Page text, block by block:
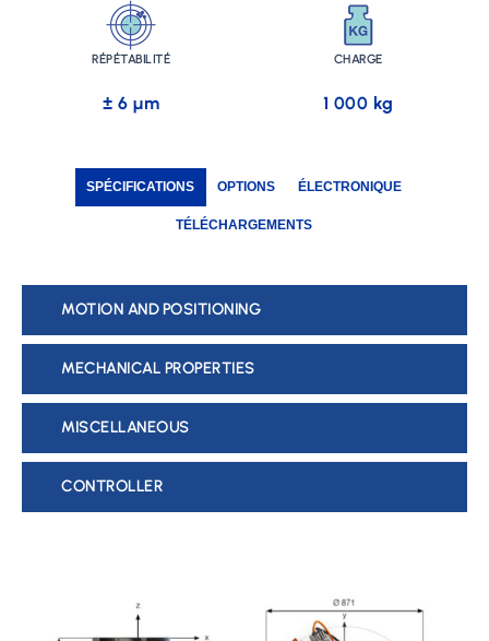
RÉPÉTABILITÉ
± 6 µm
CHARGE
1 000 kg
SPÉCIFICATIONS OPTIONS ÉLECTRONIQUE
TÉLÉCHARGEMENTS
MOTION AND POSITIONING
MECHANICAL PROPERTIES
MISCELLANEOUS
CONTROLLER